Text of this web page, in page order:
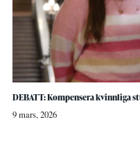
DEBATT: Kompensera kvinnliga
9 mars, 2026